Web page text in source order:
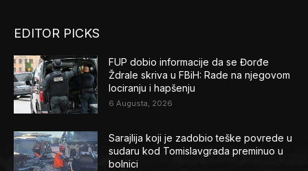
EDITOR PICKS
FUP dobio informacije da se Đorđe
Ždrale skriva u FBiH: Rade na njegovom
lociranju i hapšenju
6 Augusta, 2026
Sarajlija koji je zadobio teške povrede u
sudaru kod Tomislavgrada preminuo u
bolnici